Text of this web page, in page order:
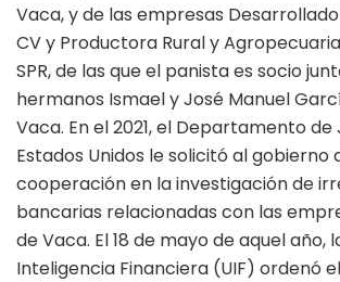
Vaca, y de las empresas
CV y Productora Rural y
SPR, de las que el panista es socio
hermanos Ismael y José Manuel
Vaca. En el 2021, el Departamento de
Estados Unidos le solicitó al gobierno
cooperación en la investigación de
bancarias relacionadas con las
de Vaca. El 18 de mayo de aquel año,
Inteligencia Financiera (UIF) ordenó